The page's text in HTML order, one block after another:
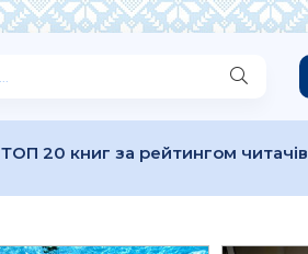
ТОП 20 книг за рейтингом читачів